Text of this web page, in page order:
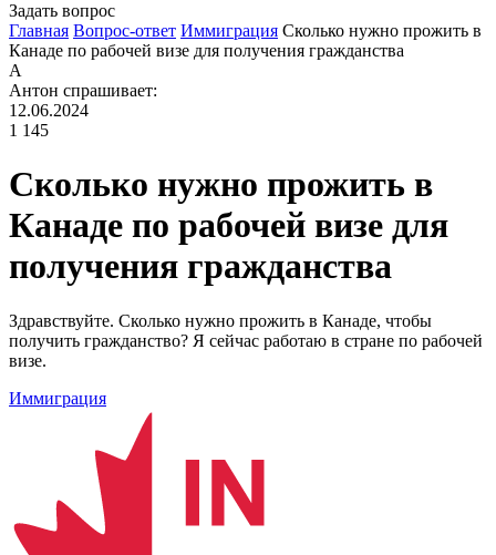
Задать вопрос
Главная Вопрос-ответ Иммиграция Сколько нужно прожить в
Канаде по рабочей визе для получения гражданства
А
Антон спрашивает:
12.06.2024
1 145
Сколько нужно прожить в
Канаде по рабочей визе для
получения гражданства
Здравствуйте. Сколько нужно прожить в Канаде, чтобы
получить гражданство? Я сейчас работаю в стране по рабочей
визе.
Иммиграция